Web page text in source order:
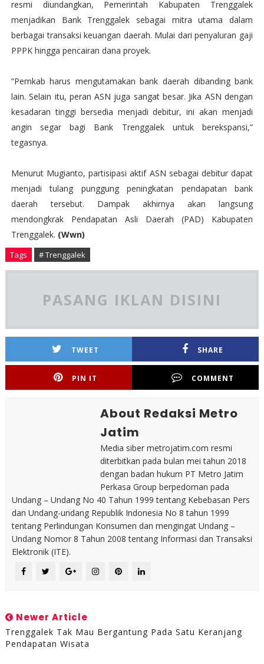
resmi diundangkan, Pemerintah Kabupaten Trenggalek
menjadikan Bank Trenggalek sebagai mitra utama dalam
berbagai transaksi keuangan daerah. Mulai dari penyaluran gaji
PPPK hingga pencairan dana proyek.
“Pemkab harus mengutamakan bank daerah dibanding bank
lain. Selain itu, peran ASN juga sangat besar. Jika ASN dengan
kesadaran tinggi bersedia menjadi debitur, ini akan menjadi
angin segar bagi Bank Trenggalek untuk berekspansi,”
tegasnya.
Menurut Mugianto, partisipasi aktif ASN sebagai debitur dapat
menjadi tulang punggung peningkatan pendapatan bank
daerah tersebut. Dampak akhirnya akan langsung
mendongkrak Pendapatan Asli Daerah (PAD) Kabupaten
Trenggalek. (Wwn)
Tags # Trenggalek
PASANG IKLAN DISINI
TWEET SHARE
PIN IT COMMENT
About Redaksi Metro
Jatim
Media siber metrojatim.com resmi
diterbitkan pada bulan mei tahun 2018
dengan badan hukum PT Metro Jatim
Perkasa Group berpedoman pada
Undang – Undang No 40 Tahun 1999 tentang Kebebasan Pers
dan Undang-undang Republik Indonesia No 8 tahun 1999
tentang Perlindungan Konsumen dan mengingat Undang –
Undang Nomor 8 Tahun 2008 tentang Informasi dan Transaksi
Elektronik (ITE).
Newer Article
Trenggalek Tak Mau Bergantung Pada Satu Keranjang
Pendapatan Wisata